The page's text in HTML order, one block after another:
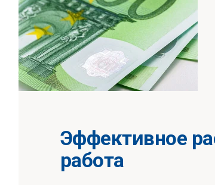
Эффективное
работа